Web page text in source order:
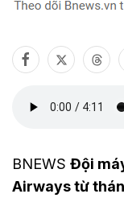
BNEWS Đội
Airways từ